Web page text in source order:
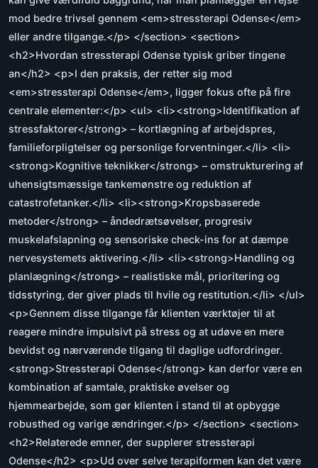
mod bedre trivsel gennem <em>stressterapi Odense</em>
eller andre tilgange.</p> </section> <section>
<h2>Hvordan stressterapi Odense typisk griber tingene
an</h2> <p>I den praksis, der retter sig mod
<em>stressterapi Odense</em>, ligger fokus ofte på fire
centrale elementer:</p> <ul> <li><strong>Identifikation af
stressfaktorer</strong> – kortlægning af arbejdspres,
familieforpligtelser og personlige forventninger.</li> <li>
<strong>Kognitive teknikker</strong> – omstrukturering af
uhensigtsmæssige tankemønstre og reduktion af
catastrofetanker.</li> <li><strong>Kropsbaserede
metoder</strong> – åndedrætsøvelser, progresiv
muskelafslapning og sensoriske check-ins for at dæmpe
nervesystemets aktivering.</li> <li><strong>Handling og
planlægning</strong> – realistiske mål, prioritering og
tidsstyring, der giver plads til hvile og restitution.</li> </ul>
<p>Gennem disse tilgange får klienten værktøjer til at
reagere mindre impulsivt på stress og at udøve en mere
bevidst og nærværende tilgang til daglige udfordringer.
<strong>Stressterapi Odense</strong> kan derfor være en
kombination af samtale, praktiske øvelser og
hjemmearbejde, som gør klienten i stand til at opbygge
robusthed og varige ændringer.</p> </section> <section>
<h2>Relaterede emner, der supplerer stressterapi
Odense</h2> <p>Ud over selve terapiformen kan det være